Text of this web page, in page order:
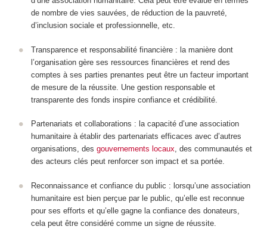
de nombre de vies sauvées, de réduction de la pauvreté,
d’inclusion sociale et professionnelle, etc.
Transparence et responsabilité financière : la manière dont
l’organisation gère ses ressources financières et rend des
comptes à ses parties prenantes peut être un facteur important
de mesure de la réussite. Une gestion responsable et
transparente des fonds inspire confiance et crédibilité.
Partenariats et collaborations : la capacité d’une association
humanitaire à établir des partenariats efficaces avec d’autres
organisations, des gouvernements locaux, des communautés et
des acteurs clés peut renforcer son impact et sa portée.
Reconnaissance et confiance du public : lorsqu’une association
humanitaire est bien perçue par le public, qu’elle est reconnue
pour ses efforts et qu’elle gagne la confiance des donateurs,
cela peut être considéré comme un signe de réussite.